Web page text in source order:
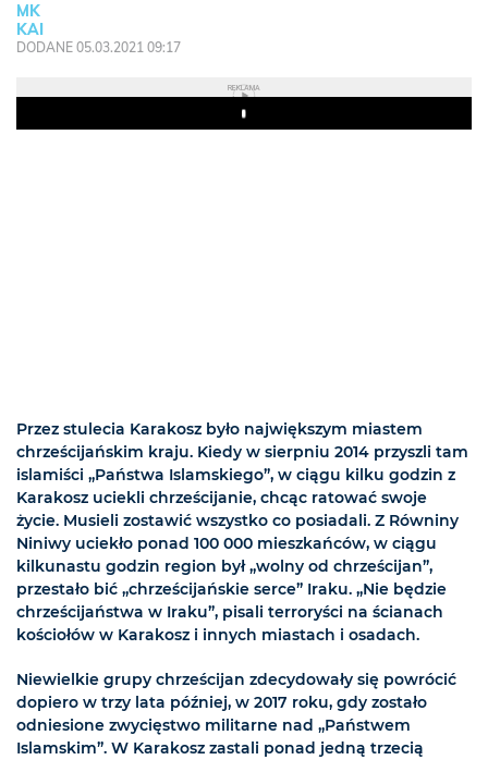
MK
KAI
DODANE 05.03.2021 09:17
REKLAMA
Play
Przez stulecia Karakosz było największym miastem
chrześcijańskim kraju. Kiedy w sierpniu 2014 przyszli tam
islamiści „Państwa Islamskiego”, w ciągu kilku godzin z
Karakosz uciekli chrześcijanie, chcąc ratować swoje
życie. Musieli zostawić wszystko co posiadali. Z Równiny
Niniwy uciekło ponad 100 000 mieszkańców, w ciągu
kilkunastu godzin region był „wolny od chrześcijan”,
przestało bić „chrześcijańskie serce” Iraku. „Nie będzie
chrześcijaństwa w Iraku”, pisali terroryści na ścianach
kościołów w Karakosz i innych miastach i osadach.
Niewielkie grupy chrześcijan zdecydowały się powrócić
dopiero w trzy lata później, w 2017 roku, gdy zostało
odniesione zwycięstwo militarne nad „Państwem
Islamskim”. W Karakosz zastali ponad jedną trzecią